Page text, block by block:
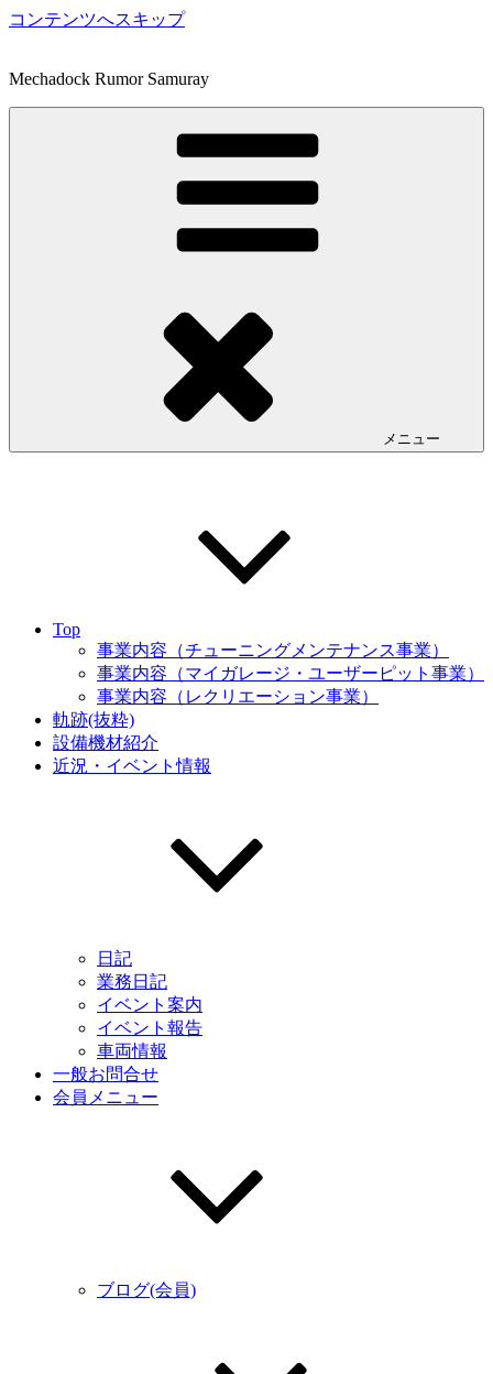
コンテンツへスキップ
Mechadock Rumor Samuray
メニュー
Top
事業内容（チューニングメンテナンス事業）
事業内容（マイガレージ・ユーザーピット事業）
事業内容（レクリエーション事業）
軌跡(抜粋)
設備機材紹介
近況・イベント情報
日記
業務日記
イベント案内
イベント報告
車両情報
一般お問合せ
会員メニュー
ブログ(会員)